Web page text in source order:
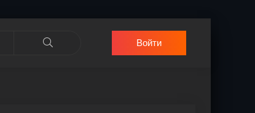
Войти